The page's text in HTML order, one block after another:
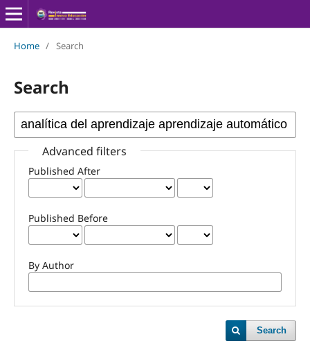
Home / Search
Search
Advanced filters
Published After
Published Before
By Author
Search